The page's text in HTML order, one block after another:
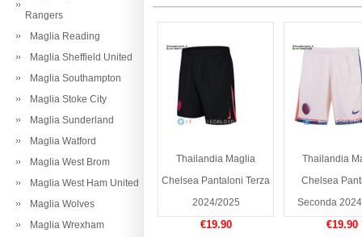
Rangers
Maglia Reading
Maglia Sheffield United
Maglia Southampton
Maglia Stoke City
Maglia Sunderland
Maglia Watford
Maglia West Brom
Maglia West Ham United
Maglia Wolves
Maglia Wrexham
Thailandia Maglia
Chelsea Pantaloni Terza
2024/2025
€19.90
Thailandia
Chelsea
Seconda
€19.90